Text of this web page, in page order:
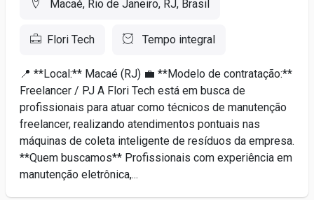
Macaé, Rio de Janeiro, RJ, Brasil
Flori Tech Tempo integral
📍 **Local:** Macaé (RJ) 💼 **Modelo de contratação:**
Freelancer / PJ A Flori Tech está em busca de
profissionais para atuar como técnicos de manutenção
freelancer, realizando atendimentos pontuais nas
máquinas de coleta inteligente de resíduos da empresa.
**Quem buscamos** Profissionais com experiência em
manutenção eletrônica,...